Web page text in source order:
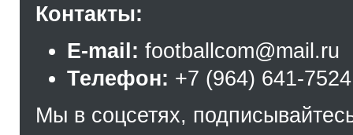
Контакты:
E-mail: footballcom@mail.ru
Телефон: +7 (964) 641-7524
Мы в соцсетях,